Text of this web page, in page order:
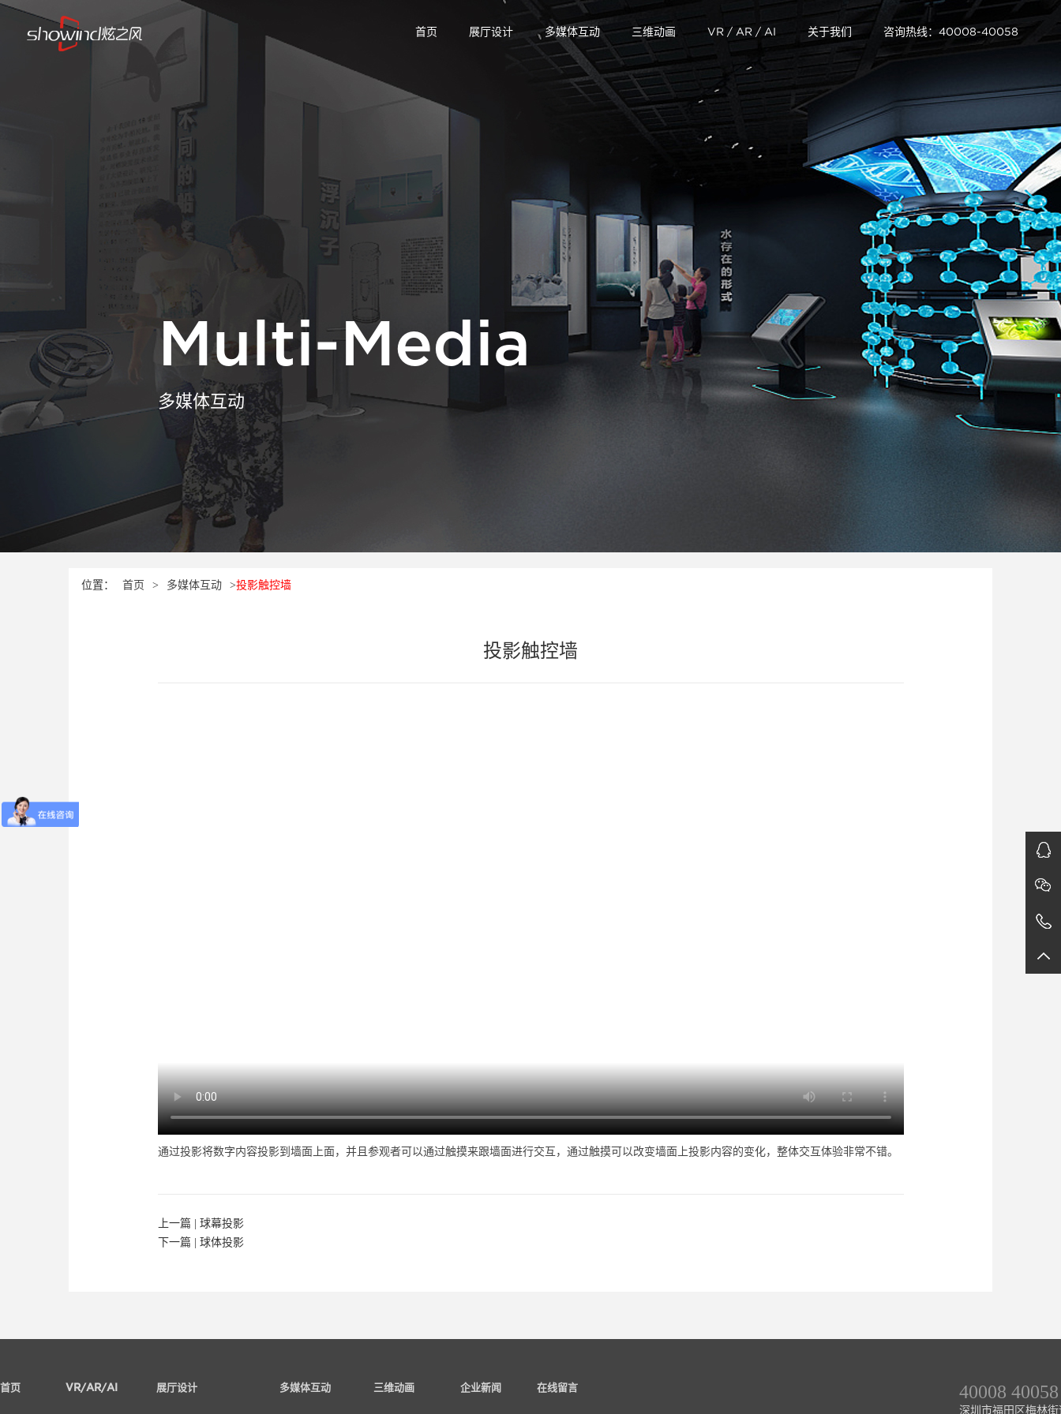
首页 展厅设计 多媒体互动 三维动画 VR / AR / AI 关于我们 咨询热线：40008-40058
Multi-Media
多媒体互动
位置： 首页 > 多媒体互动 >投影触控墙
投影触控墙
通过投影将数字内容投影到墙面上面，并且参观者可以通过触摸来跟墙面进行交互，通过触摸可以改变墙面上投影内容的变化，整体交互体验非常不错。
上一篇 | 球幕投影
下一篇 | 球体投影
首页 VR/AR/AI 展厅设计 多媒体互动 三维动画 企业新闻 在线留言 40008 40058
深圳市福田区梅林